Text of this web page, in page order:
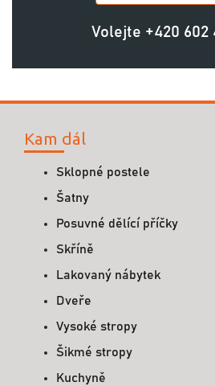
Volejte +420 602
Kam dál
Sklopné postele
Šatny
Posuvné dělící příčky
Skříně
Lakovaný nábytek
Dveře
Vysoké stropy
Šikmé stropy
Kuchyně